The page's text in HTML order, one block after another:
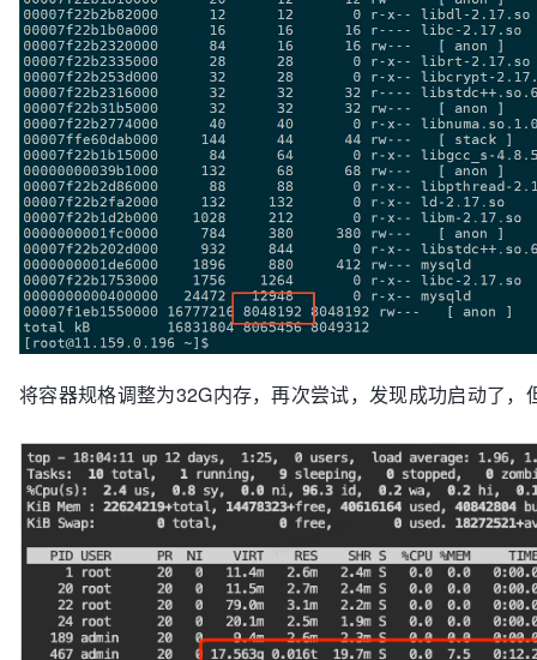
将容器规格调整为32G内存，再次尝试，发现成功启动了，